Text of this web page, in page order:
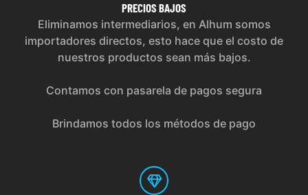
PRECIOS BAJOS
Eliminamos intermediarios, en Alhum somos
importadores directos, esto hace que el costo de
nuestros productos sean más bajos.
Contamos con pasarela de pagos segura
Brindamos todos los métodos de pago